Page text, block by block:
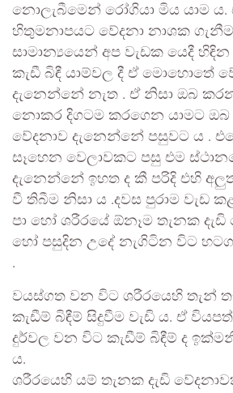
නොලැබීමෙන් රෝගියා මිය යාම
හිතුමනාපයට වේදනා නාශක
සාමාන්‍යයෙන් අප වැඩක යෙදී
කැඩී බිඳී යාම්වල දී ඒ මොහොතේ
දැනෙන්නේ නැත . ඒ නිසා ඔබ
නොකර දිගටම කරගෙන යාමට
වේදනාව දැනෙන්නේ පසුවට ය .
සෑහෙන වෙලාවකට පසු එම
දැනෙන්නේ ඉහත ද කී පරිදි එහි
වී තිබීම නිසා ය .දවස පුරාම වැඩ
පා හෝ ශරීරයේ ඕනෑම තැනක දැඩි
හෝ පසුදින උදේ නැගිටින විට
.
වයස්ගත වන විට ශරීරයෙහි තැන්
කැඩීම් බිඳීම් සිදුවීම වැඩි ය. ඒ
දුර්වල වන විට කැඩීම් බිඳීම් ද
ය.
ශරීරයෙහි යම් තැනක දැඩි